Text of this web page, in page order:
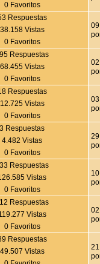
0 Favoritos
Respuestas
38.158 Vistas
0 Favoritos
Respuestas
68.455 Vistas
0 Favoritos
Respuestas
12.725 Vistas
0 Favoritos
3 Respuestas
4.482 Vistas
0 Favoritos
Respuestas
Vistas
0 Favoritos
Respuestas
Vistas
0 Favoritos
Respuestas
49.507 Vistas